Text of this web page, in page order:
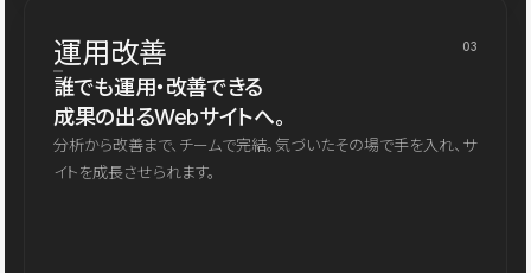
運用改善 03
誰でも運用・改善できる
成果の出るWebサイトへ。
分析から改善まで、チームで完結。気づいたその場で手を入れ、サ
イトを成長させられます。